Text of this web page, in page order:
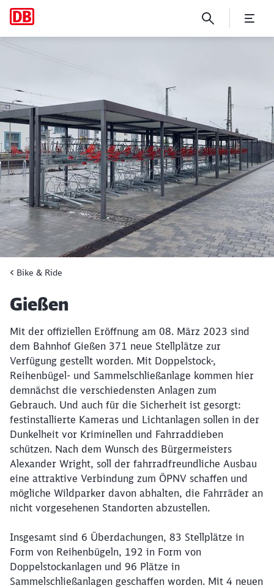
Bike & Ride
Artikel:
Gießen
Mit der offiziellen Eröffnung am 08. März 2023 sind
dem Bahnhof Gießen 371 neue Stellplätze zur
Verfügung gestellt worden. Mit Doppelstock-,
Reihenbügel- und Sammelschließanlage kommen hier
demnächst die verschiedensten Anlagen zum
Gebrauch. Und auch für die Sicherheit ist gesorgt:
festinstallierte Kameras und Lichtanlagen sollen in der
Dunkelheit vor Kriminellen und Fahrraddieben
schützen. Nach dem Wunsch des Bürgermeisters
Alexander Wright, soll der fahrradfreundliche Ausbau
eine attraktive Verbindung zum ÖPNV schaffen und
mögliche Wildparker davon abhalten, die Fahrräder an
nicht vorgesehenen Standorten abzustellen.
Insgesamt sind 6 Überdachungen, 83 Stellplätze in
Form von Reihenbügeln, 192 in Form von
Doppelstockanlagen und 96 Plätze in
Sammelschließanlagen geschaffen worden. Mit 4 neuen